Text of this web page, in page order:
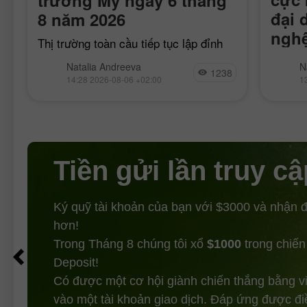
8 năm 2026
Thị trường toàn cầu tiếp tục lập đỉnh
tăng 0,3%, trong khi Stoxx 600 của
châu Âu và chỉ số toàn
Natalia Andreeva
14:28 2026-08-06 +02:00 1238
đại
500
Tiền gửi lần truy
Ký quỹ tài khoản của bạn với $3000 và nhận
hơn!
Trong Tháng 8 chúng tôi xổ $1000 trong
Deposit!
Có được một cơ hội giành chiến thắng bằng
vào một tài khoản giao dịch. Đáp ứng được